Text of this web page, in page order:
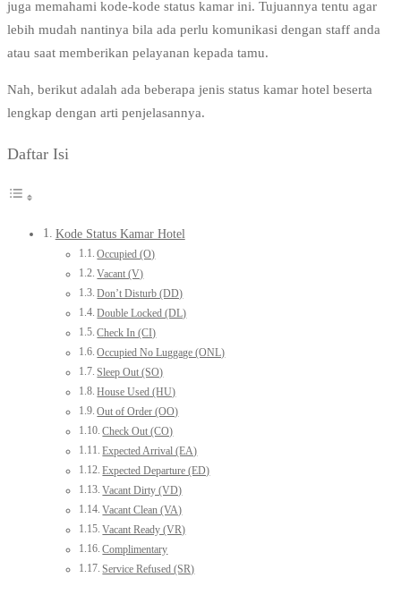
juga memahami kode-kode status kamar ini. Tujuannya tentu agar
lebih mudah nantinya bila ada perlu komunikasi dengan staff anda
atau saat memberikan pelayanan kepada tamu.
Nah, berikut adalah ada beberapa jenis status kamar hotel beserta
lengkap dengan arti penjelasannya.
Daftar Isi
Kode Status Kamar Hotel
Occupied (O)
Vacant (V)
Don’t Disturb (DD)
Double Locked (DL)
Check In (CI)
Occupied No Luggage (ONL)
Sleep Out (SO)
House Used (HU)
Out of Order (OO)
Check Out (CO)
Expected Arrival (EA)
Expected Departure (ED)
Vacant Dirty (VD)
Vacant Clean (VA)
Vacant Ready (VR)
Complimentary
Service Refused (SR)